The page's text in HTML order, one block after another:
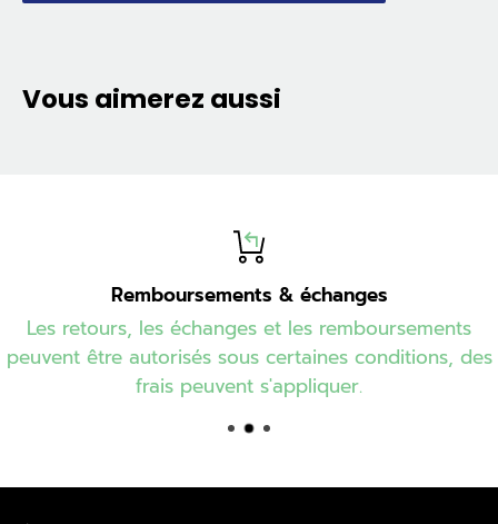
Vous aimerez aussi
Remboursements & échanges
Les retours, les échanges et les remboursements
peuvent être autorisés sous certaines conditions, des
frais peuvent s'appliquer.